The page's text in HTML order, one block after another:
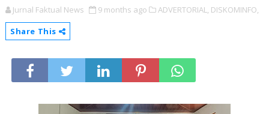
Jurnal Faktual News 9 months ago ADVERTORIAL, DISKOMINFO,
Share This